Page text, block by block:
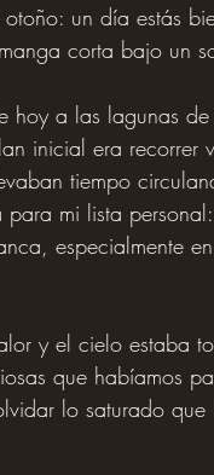
otoño: un día estás
corta bajo un
hoy a las lagunas de
inicial era recorrer
tiempo
mi lista
especialmente
y el cielo estaba
que habíamos
lo saturado que